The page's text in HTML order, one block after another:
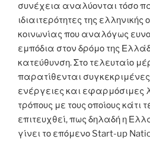
συνέχεια αναλύονται τόσο
ιδιαιτερότητες της ελληνικής
κοινωνίας που αναλόγως
εμπόδια στον δρόμο της
κατεύθυνση. Στο τελευταίο
παρατίθενται
ενέργειες και εφαρμόσιμες
τρόπους με τους οποίους κάτι
επιτευχθεί, πως δηλαδή η
γίνει το επόμενο Start-up